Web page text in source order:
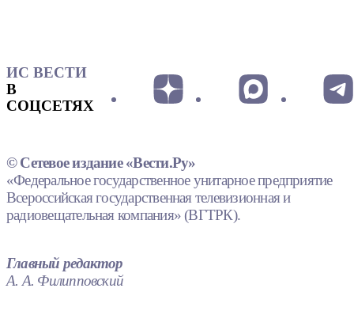
ИС ВЕСТИ
В
СОЦСЕТЯХ
© Сетевое издание «Вести.Ру»
«Федеральное государственное унитарное предприятие
Всероссийская государственная телевизионная и
радиовещательная компания» (ВГТРК).
Главный редактор
А. А. Филипповский